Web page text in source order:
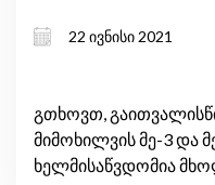
22 ივნისი 2021
გთხოვთ,
მიმოხილვის მე-3 და
ხელმისაწვდომია